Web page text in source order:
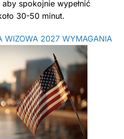
spokojnie wypełnić
30-50 minut.
WIZOWA 2027 WYMAGANIA